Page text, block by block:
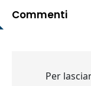
Commenti